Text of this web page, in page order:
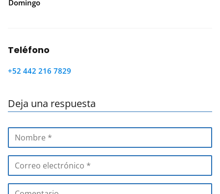
Domingo
Teléfono
+52 442 216 7829
Deja una respuesta